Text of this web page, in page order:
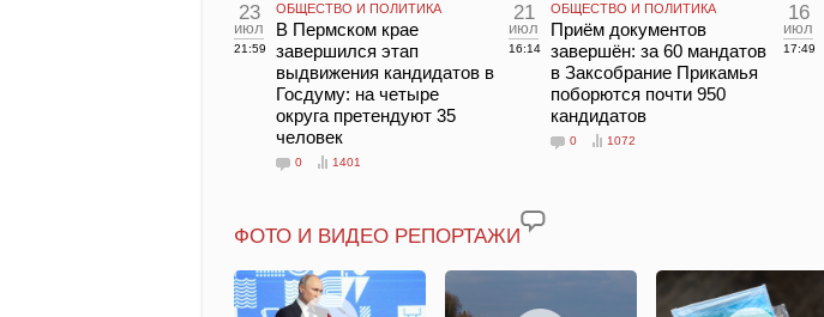
23
июл
21:59
ОБЩЕСТВО И ПОЛИТИКА
В Пермском крае
завершился этап
выдвижения кандидатов в
Госдуму: на четыре
округа претендуют 35
человек
0 1401
21
июл
16:14
ОБЩЕСТВО И ПОЛИТИКА
Приём документов
завершён: за 60 мандатов
в Заксобрание Прикамья
поборются почти 950
кандидатов
0 1072
16
июл
17:49
ФОТО И ВИДЕО РЕПОРТАЖИ